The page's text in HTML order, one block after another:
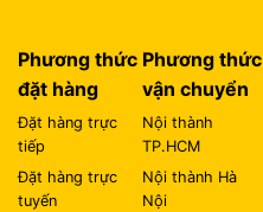
Phương thức
đặt hàng
Đặt hàng trực
tiếp
Đặt hàng trực
tuyến
Phương thức
vận chuyển
Nội thành
TP.HCM
Nội thành Hà
Nội